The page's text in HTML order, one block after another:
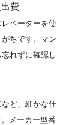
費
ベーターを使
ちです。マン
れずに確認し
ど、細かな仕
メーカー型番